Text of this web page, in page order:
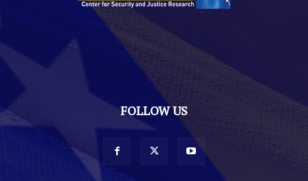
FOLLOW US